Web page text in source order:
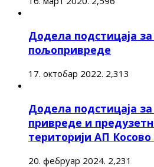
Додела подстицаја
пољопривреде
17. октобар 2022. 2,313
Додела подстицаја
привреде и
територији АП
20. фебруар 2024. 2,231